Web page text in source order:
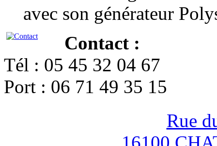
avec son générateur
Contact :
Tél : 05 45 32 04 67
Port : 06 71 49 35 15
Rue